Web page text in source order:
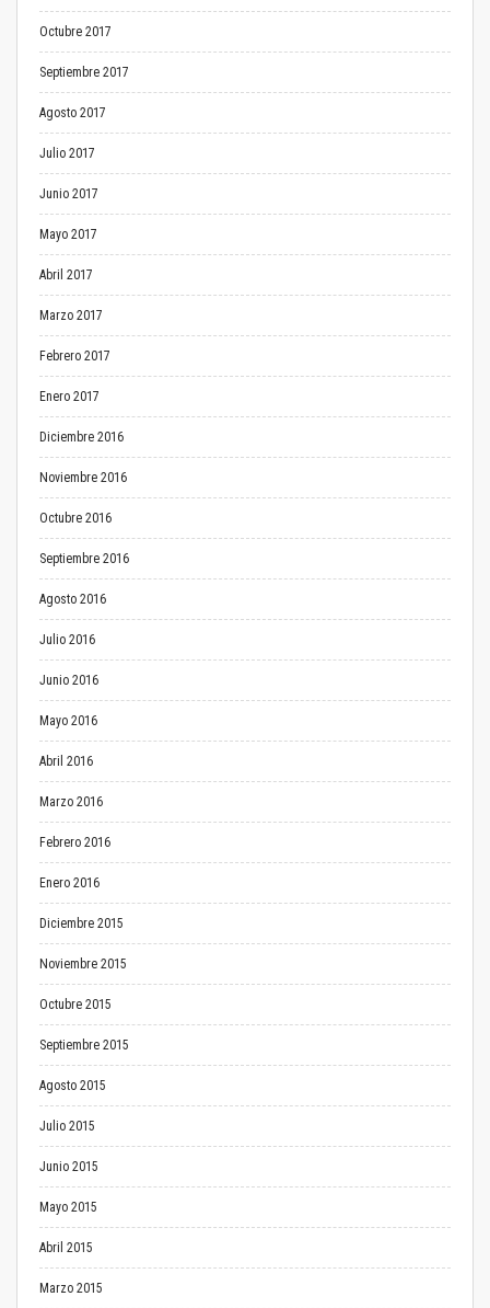
Octubre 2017
Septiembre 2017
Agosto 2017
Julio 2017
Junio 2017
Mayo 2017
Abril 2017
Marzo 2017
Febrero 2017
Enero 2017
Diciembre 2016
Noviembre 2016
Octubre 2016
Septiembre 2016
Agosto 2016
Julio 2016
Junio 2016
Mayo 2016
Abril 2016
Marzo 2016
Febrero 2016
Enero 2016
Diciembre 2015
Noviembre 2015
Octubre 2015
Septiembre 2015
Agosto 2015
Julio 2015
Junio 2015
Mayo 2015
Abril 2015
Marzo 2015